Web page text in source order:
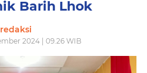
Barih Lhok
redaksi
2024 | 09.26 WIB